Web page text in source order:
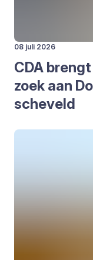
08 juli 2026
CDA
zoek aan
sche­veld